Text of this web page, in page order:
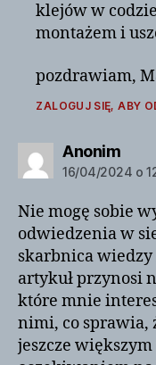
klejów w
montażem i
pozdrawiam,
ZALOGUJ SIĘ, ABY
Anonim
16/04/2024 o
Nie mogę sobie
odwiedzenia w
skarbnica
artykuł przynosi
które mnie
nimi, co sprawia,
jeszcze